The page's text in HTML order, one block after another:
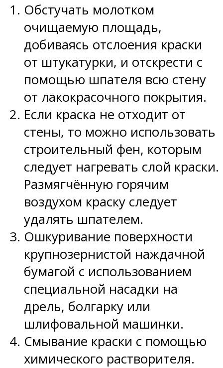
Обстучать молотком
очищаемую площадь,
добиваясь отслоения краски
от штукатурки, и отскрести с
помощью шпателя всю стену
от лакокрасочного покрытия.
Если краска не отходит от
стены, то можно использовать
строительный фен, которым
следует нагревать слой краски.
Размягчённую горячим
воздухом краску следует
удалять шпателем.
Ошкуривание поверхности
крупнозернистой наждачной
бумагой с использованием
специальной насадки на
дрель, болгарку или
шлифовальной машинки.
Смывание краски с помощью
химического растворителя.